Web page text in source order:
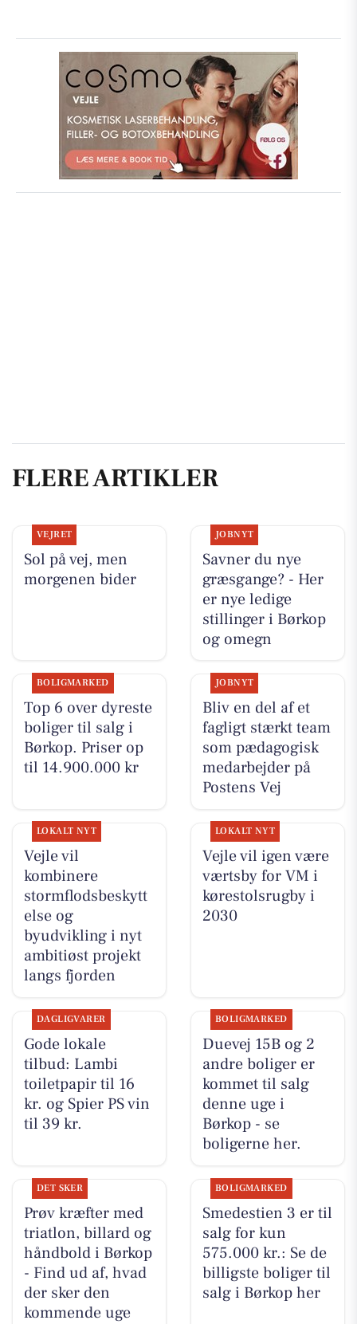
FLERE ARTIKLER
VEJRET
Sol på vej, men
morgenen bider
JOBNYT
Savner du nye
græsgange? - Her
er nye ledige
stillinger i Børkop
og omegn
BOLIGMARKED
Top 6 over dyreste
boliger til salg i
Børkop. Priser op
til 14.900.000 kr
JOBNYT
Bliv en del af et
fagligt stærkt team
som pædagogisk
medarbejder på
Postens Vej
LOKALT NYT
Vejle vil
kombinere
stormflodsbeskytt
else og
byudvikling i nyt
ambitiøst projekt
langs fjorden
LOKALT NYT
Vejle vil igen være
værtsby for VM i
kørestolsrugby i
2030
DAGLIGVARER
Gode lokale
tilbud: Lambi
toiletpapir til 16
kr. og Spier PS vin
til 39 kr.
BOLIGMARKED
Duevej 15B og 2
andre boliger er
kommet til salg
denne uge i
Børkop - se
boligerne her.
DET SKER
Prøv kræfter med
triatlon, billard og
håndbold i Børkop
- Find ud af, hvad
der sker den
kommende uge
BOLIGMARKED
Smedestien 3 er til
salg for kun
575.000 kr.: Se de
billigste boliger til
salg i Børkop her